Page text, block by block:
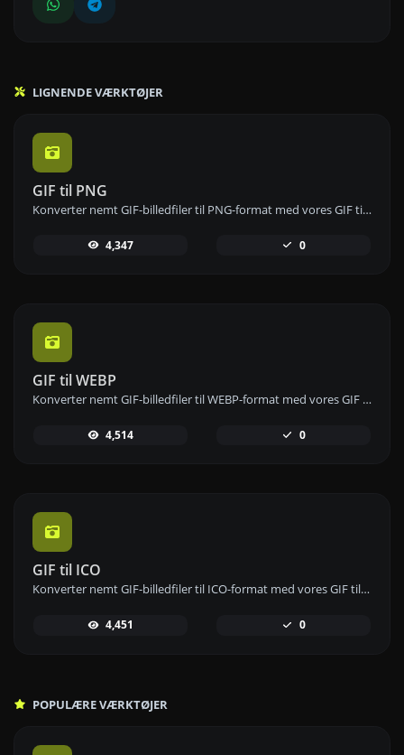
LIGNENDE VÆRKTØJER
GIF til PNG
Konverter nemt GIF-billedfiler til PNG-format med vores GIF til PNG-konverteringsværktøj for billeder i høj kvalitet.
4,347 0
GIF til WEBP
Konverter nemt GIF-billedfiler til WEBP-format med vores GIF til WEBP-konverteringsværktøj for effektiv billedkomprimering.
4,514 0
GIF til ICO
Konverter nemt GIF-billedfiler til ICO-format med vores GIF til ICO-konverteringsværktøj til at skabe favikoner.
4,451 0
POPULÆRE VÆRKTØJER